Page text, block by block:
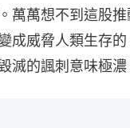
萬萬想不到這股
成威脅人類生存
滅的諷刺意味極濃